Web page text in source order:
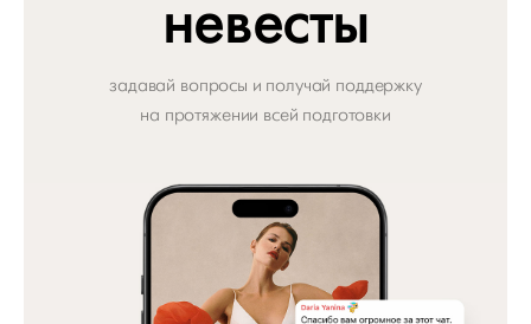
невесты
задавай вопросы и получай поддержку
на протяжении всей подготовки